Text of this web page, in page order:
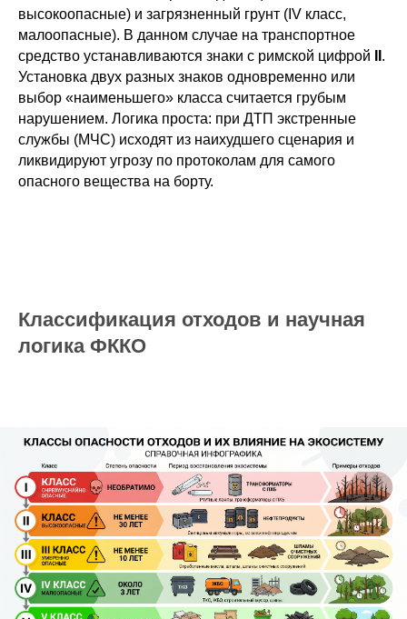
высокоопасные) и загрязненный грунт (IV класс,
малоопасные). В данном случае на транспортное
средство устанавливаются знаки с римской цифрой
.
Установка двух разных знаков одновременно или
выбор «наименьшего» класса считается грубым
нарушением. Логика проста: при ДТП экстренные
службы (МЧС) исходят из наихудшего сценария и
ликвидируют угрозу по протоколам для самого
опасного вещества на борту.
Классификация отходов и научная
логика ФККО